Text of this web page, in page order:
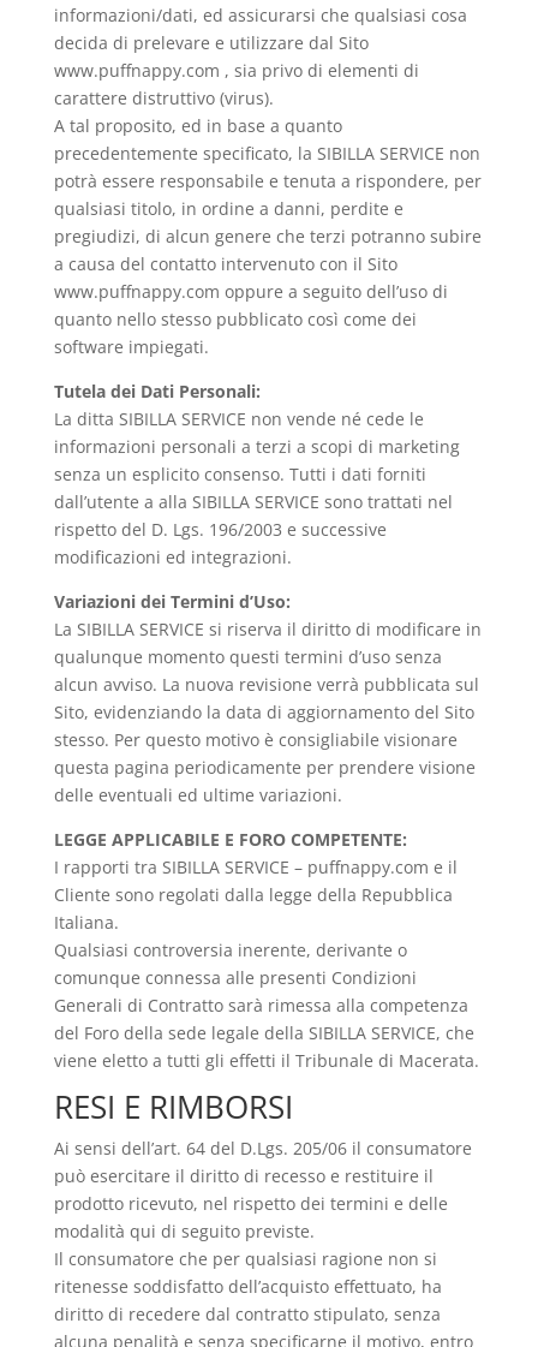
informazioni/dati, ed assicurarsi che qualsiasi cosa
decida di prelevare e utilizzare dal Sito
www.puffnappy.com , sia privo di elementi di
carattere distruttivo (virus).
A tal proposito, ed in base a quanto
precedentemente specificato, la SIBILLA SERVICE non
potrà essere responsabile e tenuta a rispondere, per
qualsiasi titolo, in ordine a danni, perdite e
pregiudizi, di alcun genere che terzi potranno subire
a causa del contatto intervenuto con il Sito
www.puffnappy.com oppure a seguito dell’uso di
quanto nello stesso pubblicato così come dei
software impiegati.
Tutela dei Dati Personali:
La ditta SIBILLA SERVICE non vende né cede le
informazioni personali a terzi a scopi di marketing
senza un esplicito consenso. Tutti i dati forniti
dall’utente a alla SIBILLA SERVICE sono trattati nel
rispetto del D. Lgs. 196/2003 e successive
modificazioni ed integrazioni.
Variazioni dei Termini d’Uso:
La SIBILLA SERVICE si riserva il diritto di modificare in
qualunque momento questi termini d’uso senza
alcun avviso. La nuova revisione verrà pubblicata sul
Sito, evidenziando la data di aggiornamento del Sito
stesso. Per questo motivo è consigliabile visionare
questa pagina periodicamente per prendere visione
delle eventuali ed ultime variazioni.
LEGGE APPLICABILE E FORO COMPETENTE:
I rapporti tra SIBILLA SERVICE – puffnappy.com e il
Cliente sono regolati dalla legge della Repubblica
Italiana.
Qualsiasi controversia inerente, derivante o
comunque connessa alle presenti Condizioni
Generali di Contratto sarà rimessa alla competenza
del Foro della sede legale della SIBILLA SERVICE, che
viene eletto a tutti gli effetti il Tribunale di Macerata.
RESI E RIMBORSI
Ai sensi dell’art. 64 del D.Lgs. 205/06 il consumatore
può esercitare il diritto di recesso e restituire il
prodotto ricevuto, nel rispetto dei termini e delle
modalità qui di seguito previste.
Il consumatore che per qualsiasi ragione non si
ritenesse soddisfatto dell’acquisto effettuato, ha
diritto di recedere dal contratto stipulato, senza
alcuna penalità e senza specificarne il motivo, entro